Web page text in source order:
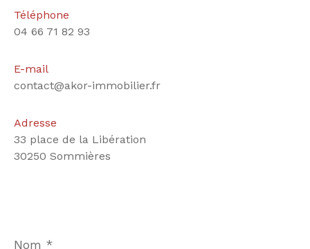
Téléphone
04 66 71 82 93
E-mail
contact@akor-immobilier.fr
Adresse
33 place de la Libération
30250 Sommières
*